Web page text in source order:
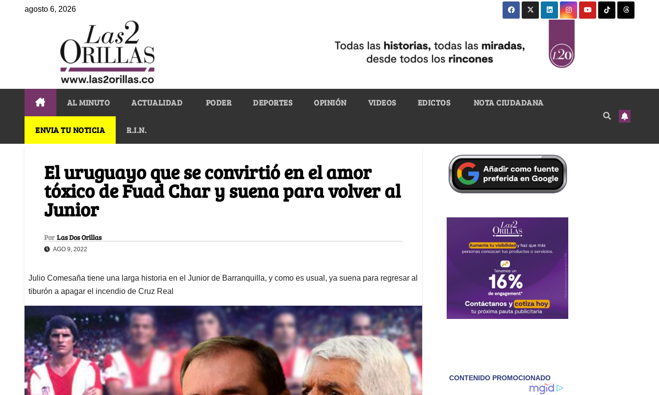
agosto 6, 2026
AL MINUTO ACTUALIDAD PODER DEPORTES OPINIÓN VIDEOS EDICTOS NOTA CIUDADANA
ENVIA TU NOTICIA R.I.N.
El uruguayo que se convirtió en el amor
tóxico de Fuad Char y suena para volver al
Junior
Por Las Dos Orillas
AGO 9, 2022
Julio Comesaña tiene una larga historia en el Junior de Barranquilla, y como es usual, ya suena para regresar al
tiburón a apagar el incendio de Cruz Real